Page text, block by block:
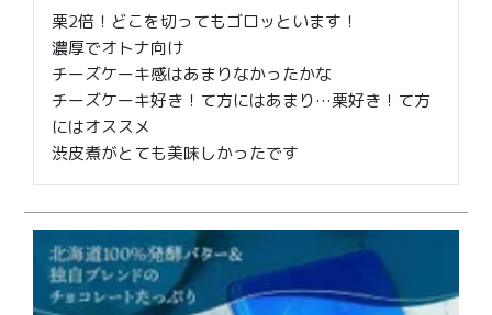
¥6,000〜
¥4,000〜¥5,999
TOP
会社概要
お問い合わせ
商品
メンバー特典
ご利用ガイド
栗2倍！どこを切ってもゴロッといます！
濃厚でオトナ向け
チーズケーキ感はあまりなかったかな
チーズケーキ好き！て方にはあまり…栗好き！て方
にはオススメ
渋皮煮がとても美味しかったです